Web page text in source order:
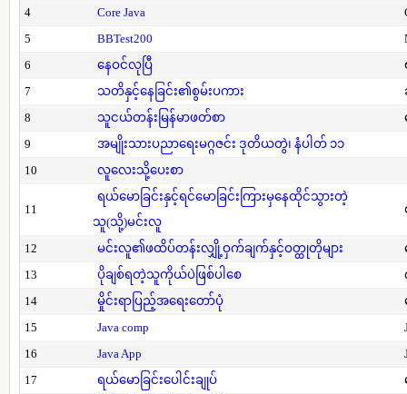
4
Core Java
5
BBTest200
6
နေဝင်လုပြီ
7
သတိနှင့်နေခြင်း၏စွမ်းပကား
8
သူငယ်တန်းမြန်မာဖတ်စာ
9
အမျိုးသားပညာရေးမဂ္ဂဇင်း ဒုတိယတွဲ၊ နံပါတ် ၁၁
10
လူလေးသို့ပေးစာ
11
ရယ်မောခြင်းနှင့်ရင်မောခြင်းကြားမှနေထိုင်သွားတဲ့
သူ(သို့)မင်းလူ
12 မင်းလူ၏ဖထိပ်တန်းလျှို့ဝှက်ချက်နှင့်ဝတ္ထုတိုများ
13
ပိုချစ်ရတဲ့သူကိုယ်ပဲဖြစ်ပါစေ
14
မှိုင်းရာပြည့်အရေးတော်ပုံ
15
Java comp
16
Java App
17
ရယ်မောခြင်းပေါင်းချုပ်